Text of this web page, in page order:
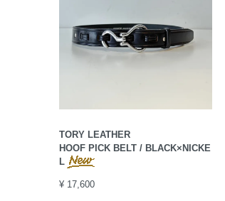
TORY LEATHER
HOOF PICK BELT / BLACK×NICKE
L
¥ 17,600